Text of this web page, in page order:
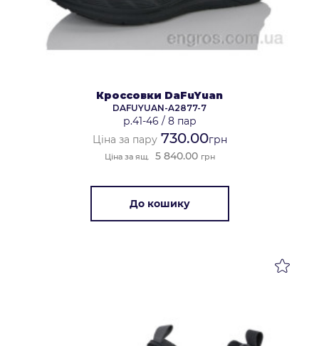
Кроссовки DaFuYuan
DAFUYUAN-A2877-7
р.41-46 / 8 пар
Ціна за пару730.00грн
Ціна за ящ. 5 840.00 грн
До кошику